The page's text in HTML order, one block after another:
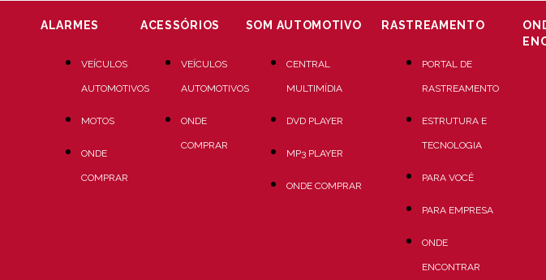
ALARMES
VEÍCULOS
AUTOMOTIVOS
MOTOS
ONDE
COMPRAR
ACESSÓRIOS
VEÍCULOS
AUTOMOTIVOS
ONDE
COMPRAR
SOM AUTOMOTIVO
CENTRAL
MULTIMÍDIA
DVD PLAYER
MP3 PLAYER
ONDE COMPRAR
RASTREAMENTO
PORTAL DE
RASTREAMENTO
ESTRUTURA E
TECNOLOGIA
PARA VOCÊ
PARA EMPRESA
ONDE
ENCONTRAR